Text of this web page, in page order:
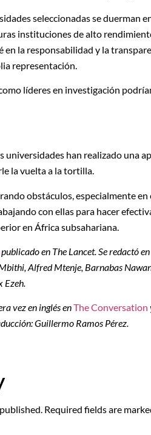
seleccionadas se duerman
instituciones de alto
en la responsabilidad y la
representación.
líderes en investigación
universidades han realizado una
la vuelta a la tortilla.
obstáculos, especialmente
con ellas para hacer
en África subsahariana.
publicado en The Lancet. Se redactó
Alfred Mtenje, Barnabas
Ezeh.
vez en inglés enThe Conversation
Guillermo Ramos Pérez.
Required fields are